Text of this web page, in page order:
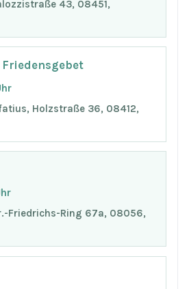
43, 08451,
Holzstraße 36, 08412,
Friedrichs-Ring 67a, 08056,